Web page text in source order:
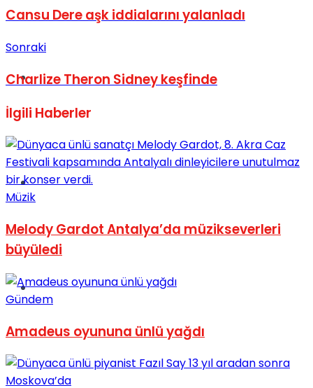
Müzik
Sinema
Tatil
View All Result
Cansu Dere aşk iddialarını yalanladı
Sonraki
Charlize Theron Sidney keşfinde
İlgili Haberler
Müzik
Melody Gardot Antalya’da müzikseverleri
büyüledi
Gündem
Amadeus oyununa ünlü yağdı